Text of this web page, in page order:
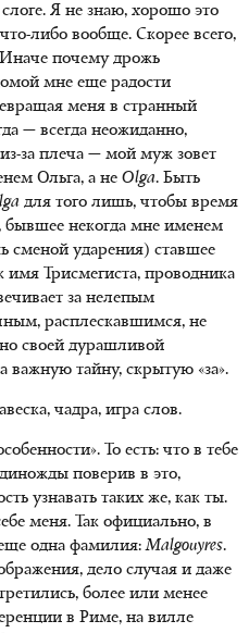
Я не знаю, хорошо это
либо вообще. Скорее всего,
почему дрожь
мне еще радости
меня в странный
— всегда неожиданно,
за плеча — мой муж зовет
Ольга, а не Olga. Быть
для того лишь, чтобы время
бывшее некогда мне именем
сменой ударения) ставшее
Трисмегиста, проводника
за нелепым
расплескавшимся, не
своей дурашливой
тайну, скрытую «за».
чадра, игра слов.
То есть: что в тебе
поверив в это,
узнавать таких же, как ты.
меня. Так официально, в
одна фамилия:Malgouyres.
дело случая и даже
более или менее
в Риме, на вилле